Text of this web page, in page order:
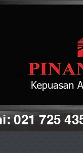
021 725